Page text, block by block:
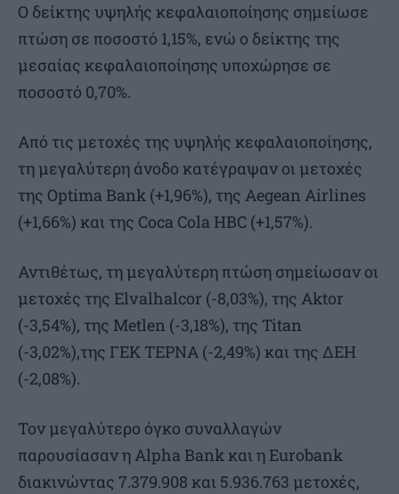
Ο δείκτης υψηλής κεφαλαιοποίησης σημείωσε
πτώση σε ποσοστό 1,15%, ενώ ο δείκτης της
μεσαίας κεφαλαιοποίησης υποχώρησε σε
ποσοστό 0,70%.
Από τις μετοχές της υψηλής κεφαλαιοποίησης,
τη μεγαλύτερη άνοδο κατέγραψαν οι μετοχές
της Optima Bank (+1,96%), της Aegean Airlines
(+1,66%) και της Coca Cola HBC (+1,57%).
Αντιθέτως, τη μεγαλύτερη πτώση σημείωσαν οι
μετοχές της Elvalhalcor (-8,03%), της Aktor
(-3,54%), της Metlen (-3,18%), της Titan
(-3,02%),της ΓΕΚ ΤΕΡΝΑ (-2,49%) και της ΔΕΗ
(-2,08%).
Τον μεγαλύτερο όγκο συναλλαγών
παρουσίασαν η Alpha Bank και η Eurobank
διακινώντας 7.379.908 και 5.936.763 μετοχές,